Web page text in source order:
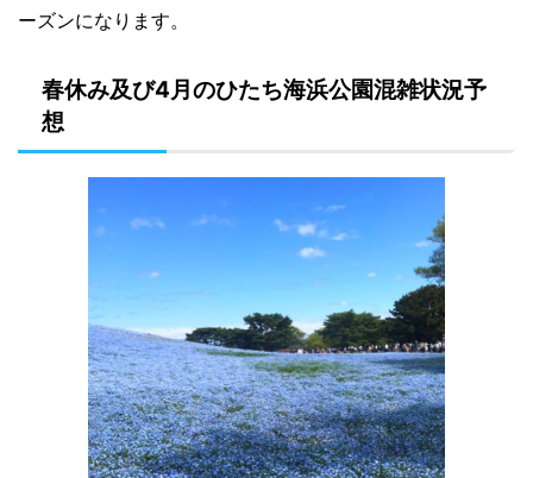
ーズンになります。
春休み及び4月のひたち海浜公園混雑状況予
想